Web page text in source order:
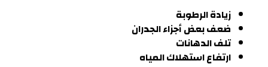
زيادة الرطوبة
ضعف بعض أجزاء الجدران
تلف الدهانات
ارتفاع استهلاك المياه